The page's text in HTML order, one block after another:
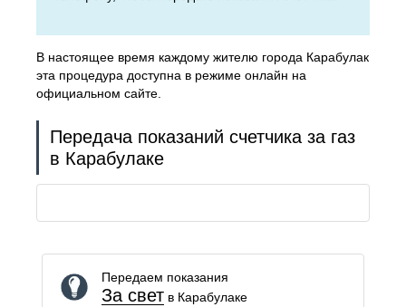
В настоящее время каждому жителю города Карабулак
эта процедура доступна в режиме онлайн на
официальном сайте.
Передача показаний счетчика за газ
в Карабулаке
Передаем показания
За светв Карабулаке